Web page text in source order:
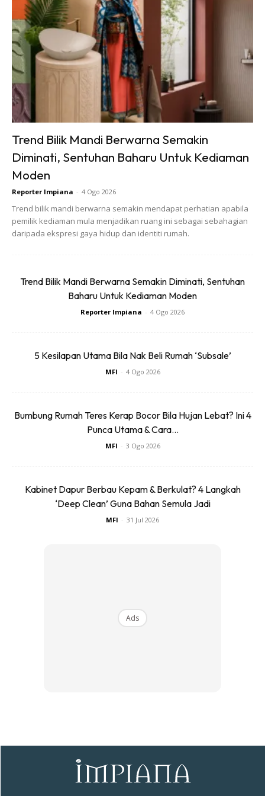
yang berbau harum.
Tambahkan hirisan lemon dan cecair vanila ke dalam infusi
cengkih. Biarkan campuran ini meresap selama 10 minit
supaya semua aroma bercampur dengan sempurna.
semburan yang bersih.
Semburkan pada tandas, dinding, atau kawasan yang
segar dan bebas bau.
Selain menggunakan semburan DIY ini, berikut adalah
beberapa tip mudah untuk memastikan bilik air sentiasa
gunakan kipas ekzos selepas setiap penggunaan untuk
membuang kelembapan dan mengurangkan bau tidak
Ads
Trend Bilik Mandi Berwarna Semakin
Diminati, Sentuhan Baharu Untuk Kediaman
Moden
Reporter Impiana - 4 Ogo 2026
Trend bilik mandi berwarna semakin mendapat perhatian apabila
pemilik kediaman mula menjadikan ruang ini sebagai sebahagian
daripada ekspresi gaya hidup dan identiti rumah.
Trend Bilik Mandi Berwarna Semakin Diminati, Sentuhan
Baharu Untuk Kediaman Moden
Reporter Impiana - 4 Ogo 2026
5 Kesilapan Utama Bila Nak Beli Rumah ‘Subsale’
MFI - 4 Ogo 2026
Bumbung Rumah Teres Kerap Bocor Bila Hujan Lebat? Ini 4
Punca Utama & Cara...
MFI - 3 Ogo 2026
Kabinet Dapur Berbau Kepam & Berkulat? 4 Langkah
‘Deep Clean’ Guna Bahan Semula Jadi
MFI - 31 Jul 2026
Ads